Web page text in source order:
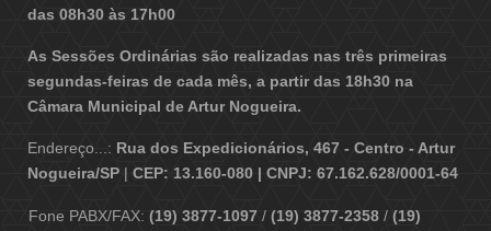
das 08h30 às 17h00
As Sessões Ordinárias são realizadas nas três primeiras
segundas-feiras de cada mês, a partir das 18h30 na
Câmara Municipal de Artur Nogueira.
Endereço...: Rua dos Expedicionários, 467 - Centro - Artur
Nogueira/SP | CEP: 13.160-080 | CNPJ: 67.162.628/0001-64
Fone PABX/FAX: (19) 3877-1097 / (19) 3877-2358 / (19)